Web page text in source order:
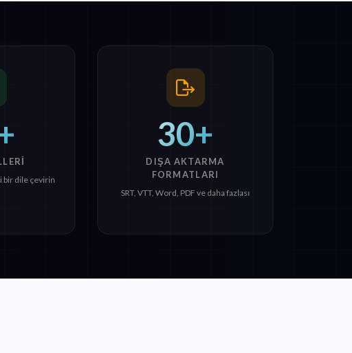
bir dile çevirin
30+
DIŞA AKTARMA
FORMATLARI
SRT, VTT, Word, PDF ve daha fazlası